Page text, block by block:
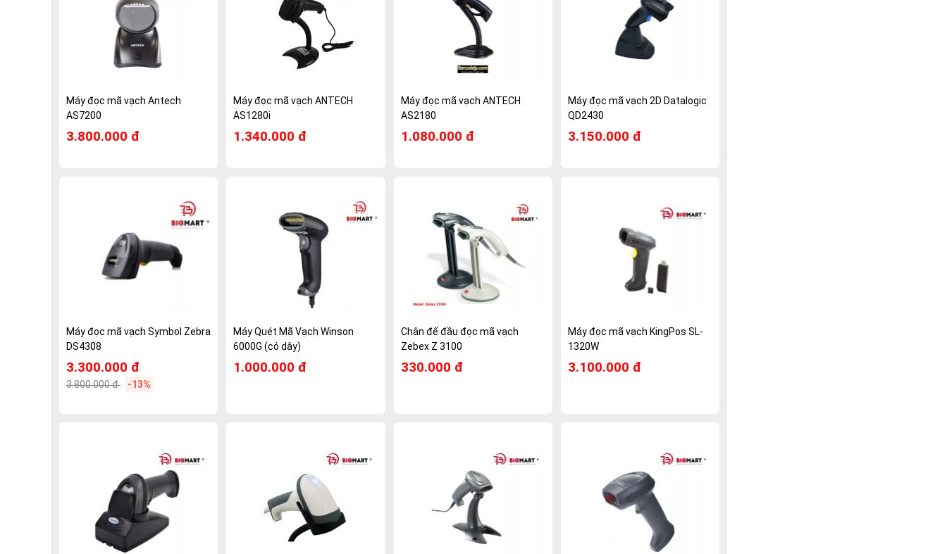
Máy đọc mã vạch Antech
AS7200
3.800.000 đ
Máy đọc mã vạch ANTECH
AS1280i
1.340.000 đ
Máy đọc mã vạch ANTECH
AS2180
1.080.000 đ
Máy đọc mã vạch 2D Datalogic
QD2430
3.150.000 đ
Máy đọc mã vạch Symbol Zebra
DS4308
3.300.000 đ
3.800.000 đ -13%
Máy Quét Mã Vạch Winson
6000G (có dây)
1.000.000 đ
Chân đế đầu đọc mã vạch
Zebex Z 3100
330.000 đ
Máy đọc mã vạch KingPos SL-
1320W
3.100.000 đ